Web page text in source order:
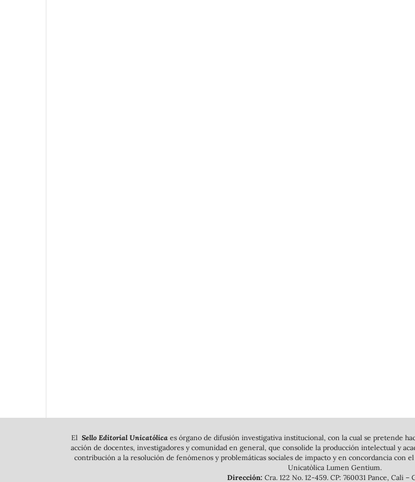
El Sello Editorial Unicatólica es órgano de difusión investigativa institucional, con la cual se pretende
acción de docentes, investigadores y comunidad en general, que consolide la producción intelectual y
contribución a la resolución de fenómenos y problemáticas sociales de impacto y en concordancia con
Unicatòlica Lumen Gentium.
Dirección: Cra. 122 No. 12-459. CP: 760031 Pance, Cali –